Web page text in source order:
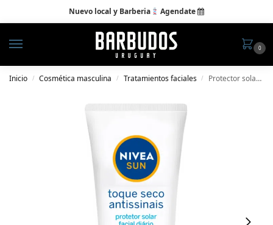
Nuevo local y Barberia Agendate
0
Inicio / Cosmética masculina / Tratamientos faciales / Protector solar facial Nivea; seco FPS70